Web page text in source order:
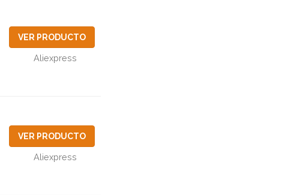
VER PRODUCTO
Aliexpress
VER PRODUCTO
Aliexpress